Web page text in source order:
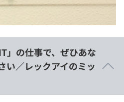
」の仕事で、ぜひあな
い／レックアイのミッ